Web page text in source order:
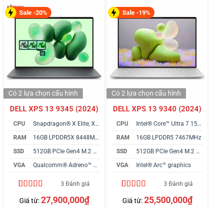
Sale -20%
DELL XPS 13 9345 (2024)
CPU
Snapdragon® X Elite, X1E-80-100
RAM
16GB LPDDR5X 8448MHz
SSD
512GB PCIe Gen4 M.2 SSD
VGA
Qualcomm® Adreno™ Graphics
trên 5
dựa trên
3 Đánh giá
Giá từ:27,900,000₫
Có 2 lựa chọn cấu hình
Sale -19%
DELL XPS 13 9340 (2024)
CPU
Intel® Core™ Ultra 7 155H vPro
RAM
16GB LPDDR5 7467MHz
SSD
512GB PCIe Gen4 M.2 SSD
VGA
Intel® Arc™ graphics
trên 5
dựa trên
3 Đánh giá
Giá từ:25,500,000₫
Có 2 lựa chọn cấu hình